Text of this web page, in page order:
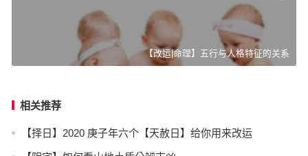
【改运|命理】五行与人格特征的关系
相关推荐
【择日】2020 庚子年六个【天赦日】给你用来改运